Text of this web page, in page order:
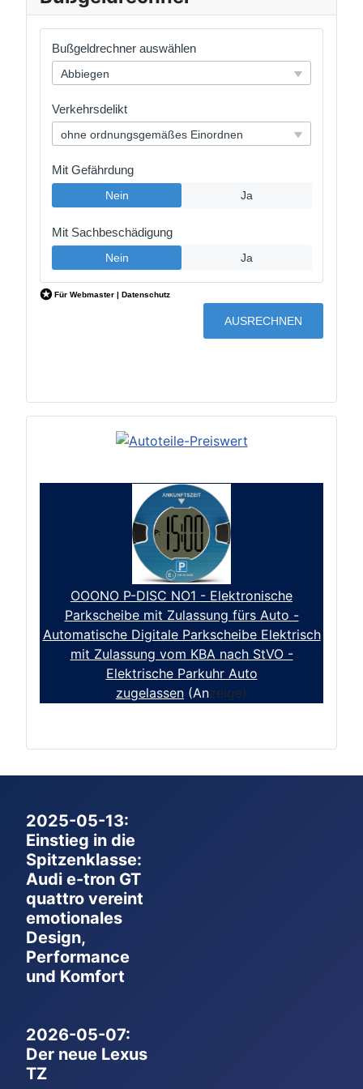
OOONO P-DISC NO1 - Elektronische
Parkscheibe mit Zulassung fürs Auto -
Automatische Digitale Parkscheibe Elektrisch
mit Zulassung vom KBA nach StVO -
Elektrische Parkuhr Auto
zugelassen (Anzeige)
2025-05-13:
Einstieg in die
Spitzenklasse:
Audi e-tron GT
quattro vereint
emotionales
Design,
Performance
und Komfort
2026-05-07:
Der neue Lexus
TZ